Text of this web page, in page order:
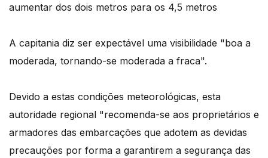
aumentar dos dois metros para os 4,5 metros
A capitania diz ser expectável uma visibilidade "boa a
moderada, tornando-se moderada a fraca".
Devido a estas condições meteorológicas, esta
autoridade regional "recomenda-se aos proprietários e
armadores das embarcações que adotem as devidas
precauções por forma a garantirem a segurança das